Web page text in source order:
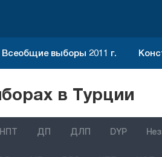
Всеобщие выборы 2011 г.
в Турции
НПТ ДП ДЛП DYP